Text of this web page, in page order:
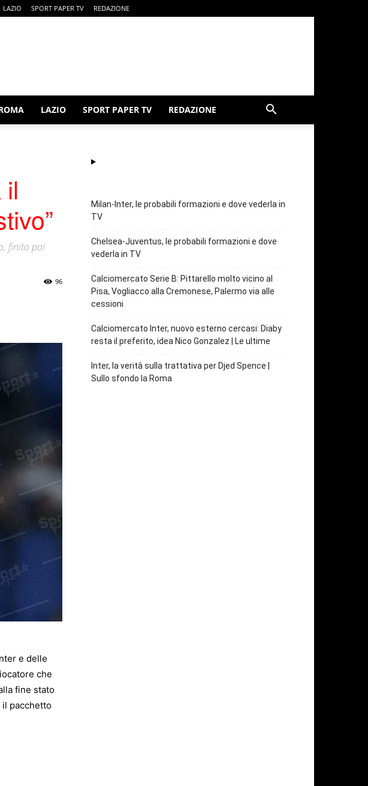
LAZIO SPORT PAPER TV REDAZIONE
LAZIO SPORT PAPER TV REDAZIONE
il
finito poi
96
e delle
che
fine stato
il pacchetto
Milan-Inter, le probabili formazioni e dove vederla in
TV
Chelsea-Juventus, le probabili formazioni e dove
vederla in TV
Calciomercato Serie B: Pittarello molto vicino al
Pisa, Vogliacco alla Cremonese, Palermo via alle
cessioni
Calciomercato Inter, nuovo esterno cercasi: Diaby
resta il preferito, idea Nico Gonzalez | Le ultime
Inter, la verità sulla trattativa per Djed Spence |
Sullo sfondo la Roma